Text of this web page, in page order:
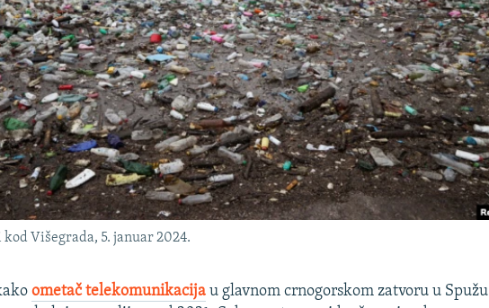
Višegrada, 5. januar 2024.
ometač telekomunikacija u glavnom crnogorskom zatvoru u Spužu